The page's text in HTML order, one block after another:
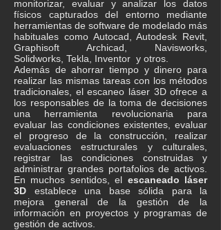
monitorizar, evaluar y analizar los datos
físicos capturados del entorno mediante
herramientas de software de modelado más
habituales como Autocad, Autodesk Revit,
Graphisoft Archicad, Navisworks,
Solidworks, Tekla, Inventor y otros.
​Además de ahorrar tiempo y dinero para
realizar las mismas tareas con los métodos
tradicionales, el escaneo láser 3D ofrece a
los responsables de la toma de decisiones
una herramienta revolucionaria para
evaluar las condiciones existentes, evaluar
el progreso de la construcción, realizar
evaluaciones estructurales y culturales,
registrar las condiciones construidas y
administrar grandes portafolios de activos.
En muchos sentidos, el escaneado láser
3D establece una base sólida para la
mejora general de la gestión de la
información en proyectos y programas de
gestión de activos.